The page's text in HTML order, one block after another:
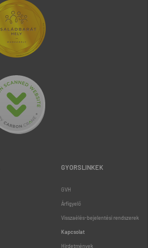
GYORSLINKEK
GVH
Árfigyelő
Visszaélés-bejelentési rendszerek
Kapcsolat
Hirdetmények